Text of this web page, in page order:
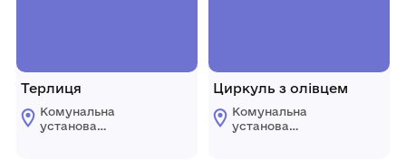
Терлиця
Комунальна
установа
Циркуль з олівцем
Комунальна
установа